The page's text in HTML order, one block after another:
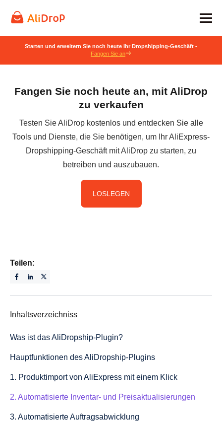
Starten und erweitern Sie noch heute Ihr Dropshipping-Geschäft -
Fangen Sie an
Fangen Sie noch heute an, mit AliDrop
zu verkaufen
Testen Sie AliDrop kostenlos und entdecken Sie alle
Tools und Dienste, die Sie benötigen, um Ihr AliExpress-
Dropshipping-Geschäft mit AliDrop zu starten, zu
betreiben und auszubauen.
LOSLEGEN
Teilen:
Inhaltsverzeichniss
Was ist das AliDropship-Plugin?
Hauptfunktionen des AliDropship-Plugins
1. Produktimport von AliExpress mit einem Klick
2. Automatisierte Inventar- und Preisaktualisierungen
3. Automatisierte Auftragsabwicklung